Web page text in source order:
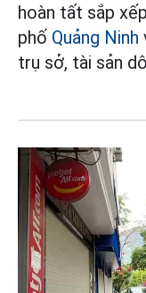
hoàn tất sắp
phố Quảng Ninh
trụ sở, tài sản